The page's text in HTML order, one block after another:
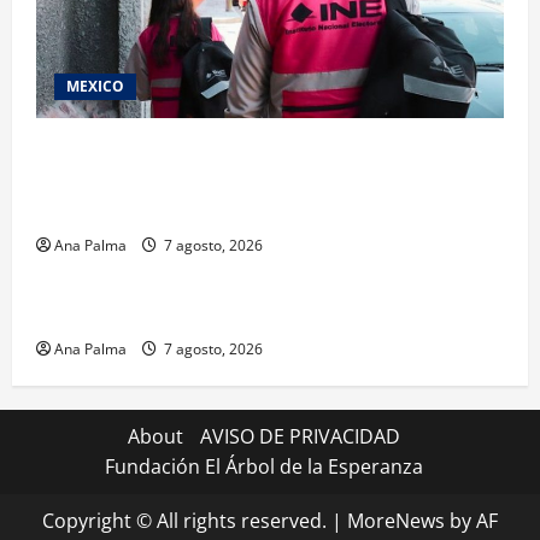
MEXICO
Ana Palma 7 agosto, 2026
Estados Portada
Ana Palma 7 agosto, 2026
About
AVISO DE PRIVACIDAD
Fundación El Árbol de la Esperanza
Copyright © All rights reserved. | MoreNews by AF